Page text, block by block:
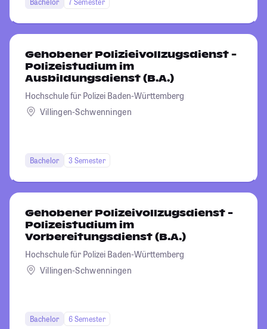
Bachelor 7 Semester
Gehobener Polizieivollzugsdienst -
Polizeistudium im
Ausbildungsdienst (B.A.)
Hochschule für Polizei Baden-Württemberg
Villingen-Schwenningen
Bachelor 3 Semester
Gehobener Polizeivollzugsdienst -
Polizeistudium im
Vorbereitungsdienst (B.A.)
Hochschule für Polizei Baden-Württemberg
Villingen-Schwenningen
Bachelor 6 Semester